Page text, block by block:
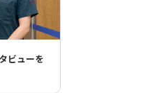
ビューを